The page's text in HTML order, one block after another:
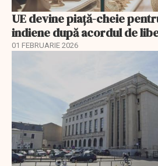
UE devine piață-cheie
indiene după acordul de
01 FEBRUARIE 2026